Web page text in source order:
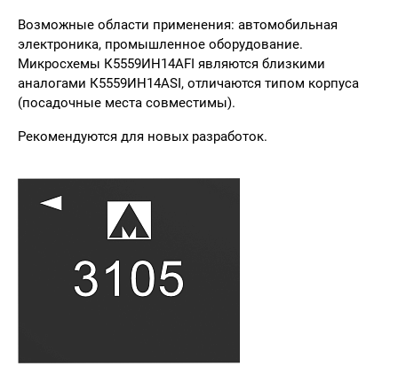
Возможные области применения: автомобильная
электроника, промышленное оборудование.
Микросхемы К5559ИН14АFI являются близкими
аналогами К5559ИН14АSI, отличаются типом корпуса
(посадочные места совместимы).
Рекомендуются для новых разработок.